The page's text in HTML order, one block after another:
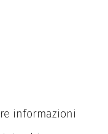
informazioni